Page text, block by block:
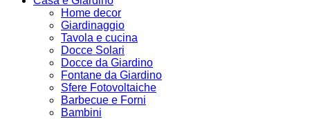
Home decor
Giardinaggio
Tavola e cucina
Docce Solari
Docce da Giardino
Fontane da Giardino
Sfere Fotovoltaiche
Barbecue e Forni
Bambini